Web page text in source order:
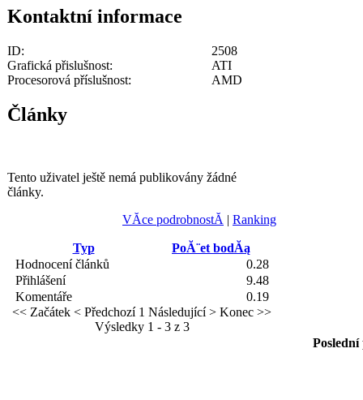
Kontaktní informace
ID:
2508
Grafická přislušnost:
ATI
Procesorová příslušnost:
AMD
Články
Tento uživatel ještě nemá publikovány žádné
články.
VĂ­ce podrobnostĂ­ | Ranking
Typ
PoĂ¨et bodĂą
Hodnocení článků
0.28
Přihlášení
9.48
Komentáře
0.19
<< Začátek < Předchozí 1 Následující > Konec >>
Výsledky 1 - 3 z 3